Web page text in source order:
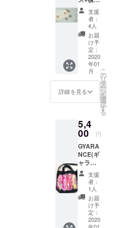
地域のこと
や就労支援
のことを、
日本にとど
まらず海外
にも広げて
いきたいと
ぜひ皆様の
応援もよろ
しくお願い
いたしま
す。
年上半
期に心
がける
といい
ことの
メッ
セージ
と、イ
ンナー
チャイ
ルド
ます。
幕+お礼
の手紙
インス
タグラ
ムで大
人気の
ciel.BY
MARIK
ONAIL(
@mo6
ma22)
の クラ
ウド
ディン
グ限定
のピア
スを 特
別に作
成して
いただ
きまし
た！ す
ぐに売
り切れ
てしま
うアク
支援
者：
4人
お届
け予
定：
2020
年01
月
詳細を見る
こ
の
リ
タ
ー
ン
を
選
択
す
る
5,4
00 円
GYARA
NCE(ギ
ャラン
ス)オリ
ジナル
トート
バッグ×
横断幕
+お礼の
手紙
支援
者：
1人
お届
け予
定：
2020
年01